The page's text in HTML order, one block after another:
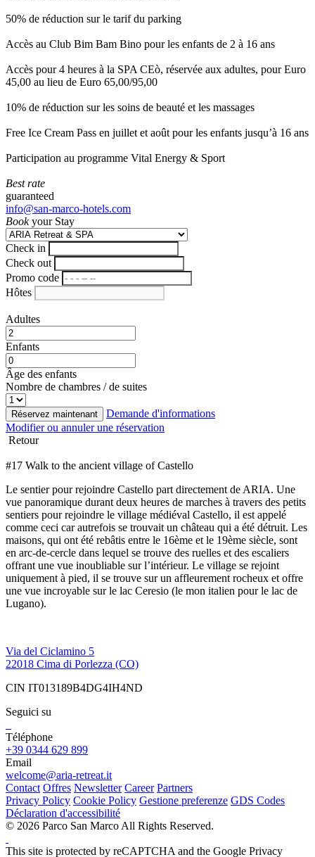
50% de réduction sur le tarif du parking
Accès au Club Bim Bam Bino pour les enfants de 2 à 16 ans
Accès pour 4 heures à la SPA CEò, réservée aux adultes, pour Euro
45,00 au lieu de Euro 65,00/95,00
10% de réduction sur les soins de beauté et les massages
Free Ice Cream Pass en juillet et août pour les enfants jusqu’à 16 ans
Participation au programme Vital Energy & Sport
Best rate
guaranteed
info@san-marco-hotels.com
Bookyour Stay
Check in
Check out
Promo code
Hôtes
Adultes
Enfants
Âge des enfants
Nombre de chambres / de suites
Réservez maintenant
Demande d'informations
Modifier ou annuler une réservation
Retour
#17 Walk to the ancient village of Castello
Le sentier pour rejoindre Castello part directement de ARIA. Une
vue panoramique durant deux heures de marches à travers des petits
sentiers pour rejoindre le village médiéval Castello, il est appelé
comme ceci car autrefois se trouvait un château qui a été détruit. Les
maisons, qui ont été rebâtis entre le 16ème et le 19ème siècle, sont
en arc-de-cercle dans lequel se trouve des ruelles et des escaliers
offrant une vue inoubliable sur l’intérieur. Le village se rejoint
uniquement à pied, il se trouve sur un affleurement rocheux et offre
une vue incroyable sur le lac Ceresio (le mon italien pour le lac de
Lugano).
Via del Ciclamino 5
22018 Cima di Porlezza (CO)
CIN IT013189B4DG4IH4ND
Seguici su
Téléphone
+39 0344 629 899
Email
welcome@aria-retreat.it
Contact Offres Newsletter Career Partners
Privacy Policy Cookie Policy Gestione preferenze GDS Codes
Déclaration d'accessibilité
© 2026 Parco San Marco All Rights Reserved.
This site is protected by reCAPTCHA and the Google Privacy